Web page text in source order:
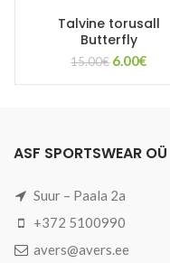
Talvine torusall
Butterfly
15.00€ Algne
6.00€
ASF SPORTSWEAR OÜ
Suur – Paala 2a
+372 5100990
avers@avers.ee